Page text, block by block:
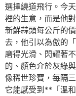
選擇繞道飛行。今
裡的生意，而是他
新鮮蒜頭每公斤的
去，他引以為傲的
磨得光滑、閃耀著
的、顏色介於灰綠
像稀世珍寶，每隔
它能感受到**「溫